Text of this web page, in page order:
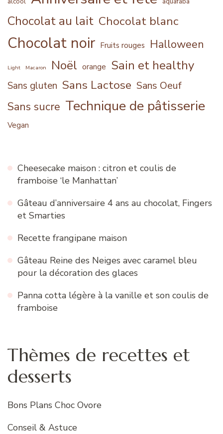
Chocolat au lait Chocolat blanc
Chocolat noir Fruits rouges Halloween
Light Macaron Noël orange Sain et healthy
Sans gluten Sans Lactose Sans Oeuf
Sans sucre Technique de pâtisserie
Vegan
Cheesecake maison : citron et coulis de
framboise ‘le Manhattan’
Gâteau d’anniversaire 4 ans au chocolat, Fingers
et Smarties
Recette frangipane maison
Gâteau Reine des Neiges avec caramel bleu
pour la décoration des glaces
Panna cotta légère à la vanille et son coulis de
framboise
Thèmes de recettes et
desserts
Bons Plans Choc Ovore
Conseil & Astuce